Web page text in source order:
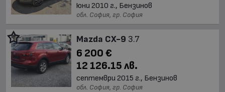
юни 2010 г., Бензинов
обл. София, гр. София
Mazda CX-9 3.7
6 200 €
12 126.15 лв.
септември 2015 г., Бензинов
обл. София, гр. София